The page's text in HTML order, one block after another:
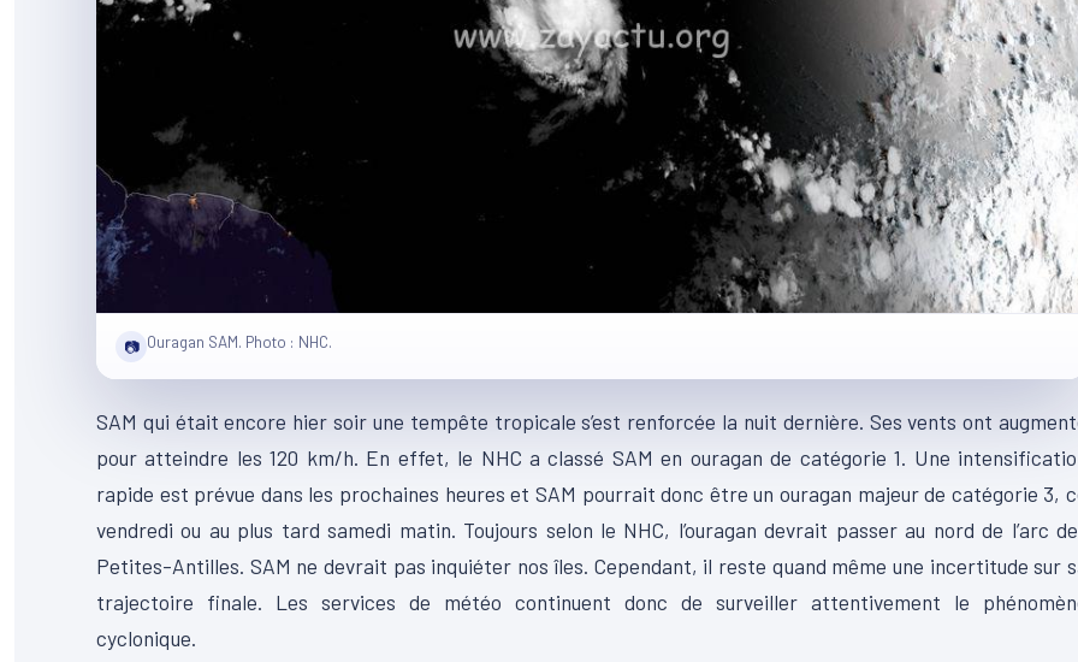
📷 Ouragan SAM. Photo : NHC.
SAM qui était encore hier soir une tempête tropicale s’est renforcée la nuit dernière. Ses vents ont
pour atteindre les 120 km/h. En effet, le NHC a classé SAM en ouragan de catégorie 1. Une
rapide est prévue dans les prochaines heures et SAM pourrait donc être un ouragan majeur de catégorie 3,
vendredi ou au plus tard samedi matin. Toujours selon le NHC, l’ouragan devrait passer au nord de l’arc
Petites-Antilles. SAM ne devrait pas inquiéter nos îles. Cependant, il reste quand même une incertitude sur
trajectoire finale. Les services de météo continuent donc de surveiller attentivement le
cyclonique.